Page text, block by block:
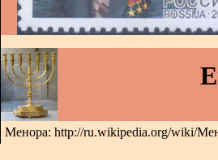
Менора: http://ru.wikipedia.org/wiki/